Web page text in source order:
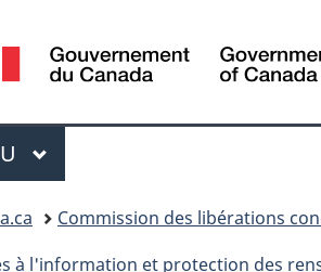
PRINCIPAL
Commission des libérations
à l'information et protection des